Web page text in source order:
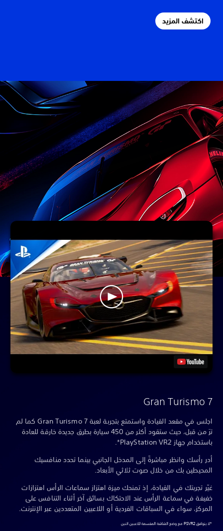
اكتشف المزيد
Gran Turismo 7
اجلس في مقعد القيادة واستمتع بتجربة لعبة Gran Turismo 7 كما لم
ترَ من قبل، حيث ستقود أكثر من 450 سيارة بطرق جديدة خارقة للعادة
باستخدام جهاز PlayStation VR2*.
أدر رأسك وانظر مباشرةً إلى المدخل الجانبي بينما تحدد منافسيك
المحيطين بك من خلال صوت ثلاثي الأبعاد.
غيّر تجربتك في القيادة، إذ تمنحك ميزة اهتزاز سماعات الرأس اهتزازات
خفيفة في سماعة الرأس عند الاحتكاك بسائق آخر أثناء التنافس على
المركز، سواء في السباقات الفردية أو اللاعبين المتعددين عبر الإنترنت.
*لا يتوافق PSVR2 مع وضع الشاشة المقسمة للاعبين اثنين